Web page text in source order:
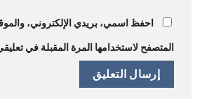
احفظ اسمي، بريدي الإلكتروني،
المتصفح لاستخدامها المرة المقبلة في